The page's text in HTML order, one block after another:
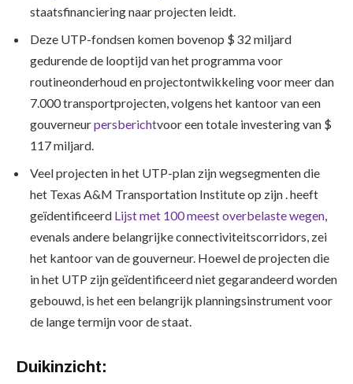
staatsfinanciering naar projecten leidt.
Deze UTP-fondsen komen bovenop $ 32 miljard
gedurende de looptijd van het programma voor
routineonderhoud en projectontwikkeling voor meer dan
7.000 transportprojecten, volgens het kantoor van een
gouverneurpersberichtvoor een totale investering van $
117 miljard.
Veel projecten in het UTP-plan zijn wegsegmenten die
het Texas A&M Transportation Institute op zijn . heeft
geïdentificeerd Lijst met 100 meest overbelaste wegen,
evenals andere belangrijke connectiviteitscorridors, zei
het kantoor van de gouverneur. Hoewel de projecten die
in het UTP zijn geïdentificeerd niet gegarandeerd worden
gebouwd, is het een belangrijk planningsinstrument voor
de lange termijn voor de staat.
Duikinzicht: